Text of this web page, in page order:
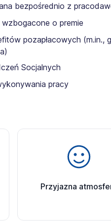
bezpośrednio z
o premie
pozapłacowych (m.in.,
Socjalnych
pracy
Przyjazna